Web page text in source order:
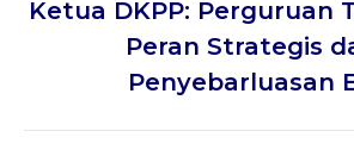
Next
post:
Ketua DKPP: Perguruan
Peran Strategis
Penyebarluasan